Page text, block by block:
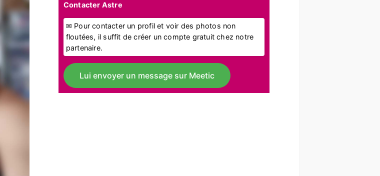
Contacter Astre
✉ Pour contacter un profil et voir des photos non
floutées, il suffit de créer un compte gratuit chez notre
partenaire.
Lui envoyer un message sur Meetic